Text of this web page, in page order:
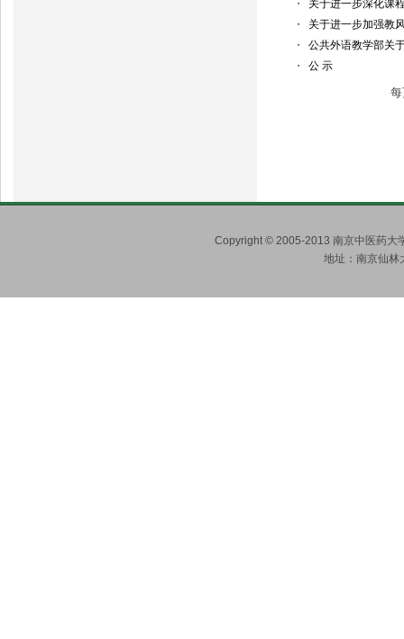
・
关于进一步深化课
・
关于进一步加强教
・
公共外语教学部关
・
公 示
Copyright © 2005-2013 南京中医药大
地址：南京仙林